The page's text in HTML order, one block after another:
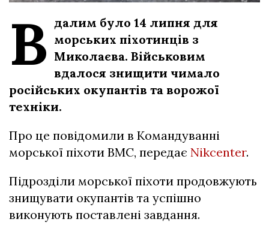
В далим було 14 липня для
морських піхотинців з
Миколаєва. Військовим
вдалося знищити чимало
російських окупантів та ворожої
техніки.
Про це повідомили в Командуванні
морської піхоти ВМС, передає Nikcenter.
Підрозділи морської піхоти продовжують
знищувати окупантів та успішно
виконують поставлені завдання.